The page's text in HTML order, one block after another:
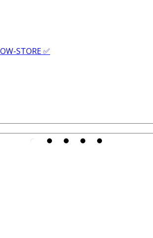
STORE ✅